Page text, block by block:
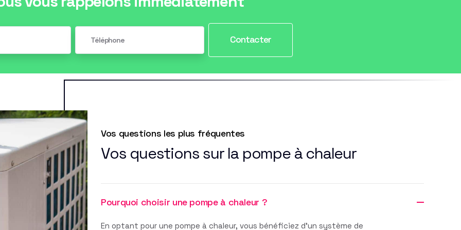
Contacter
Vos questions les plus fréquentes
Vos questions sur la pompe à chaleur
Pourquoi choisir une pompe à chaleur ?
En optant pour une pompe à chaleur, vous bénéficiez d'un système de